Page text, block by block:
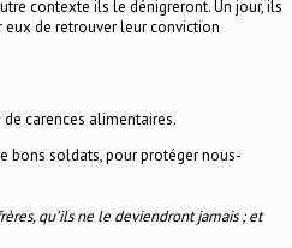
contexte ils le dénigreront. Un jour, ils
eux de retrouver leur conviction
carences alimentaires.
bons soldats, pour protéger nous-
qu’ils ne le deviendront jamais ; et